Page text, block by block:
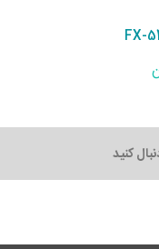
کنید